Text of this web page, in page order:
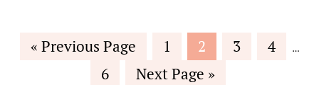
« Go
Previous Page Page
1 Page
2 Page
3 Page
4 …
Page
6
Go
Next Page »